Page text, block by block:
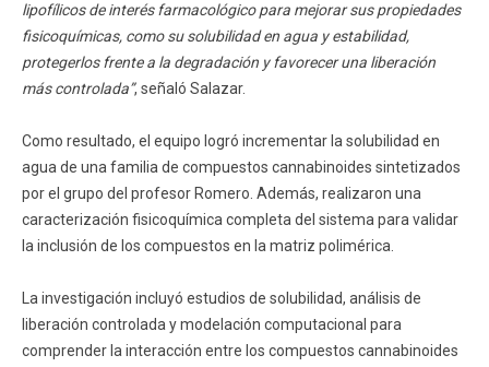
lipofílicos de interés farmacológico para mejorar sus propiedades
fisicoquímicas, como su solubilidad en agua y estabilidad,
protegerlos frente a la degradación y favorecer una liberación
más controlada”, señaló Salazar.
Como resultado, el equipo logró incrementar la solubilidad en
agua de una familia de compuestos cannabinoides sintetizados
por el grupo del profesor Romero. Además, realizaron una
caracterización fisicoquímica completa del sistema para validar
la inclusión de los compuestos en la matriz polimérica.
La investigación incluyó estudios de solubilidad, análisis de
liberación controlada y modelación computacional para
comprender la interacción entre los compuestos cannabinoides